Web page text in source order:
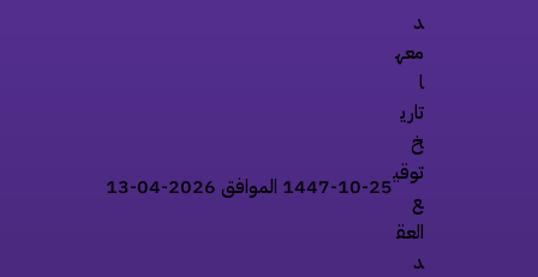
معه
تاري
توقي
العق
1447-10-25 الموافق 2026-04-13